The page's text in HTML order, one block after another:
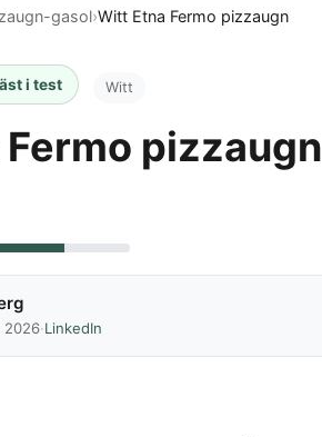
gasol›Witt Etna Fermo pizzaugn
i test Witt
pizzaugn
2026·LinkedIn